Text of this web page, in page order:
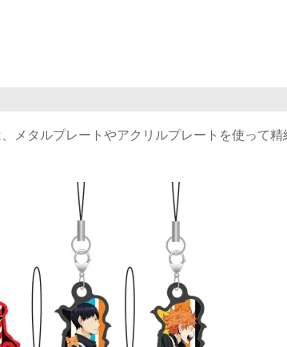
メタルプレートやアクリルプレートを使って精